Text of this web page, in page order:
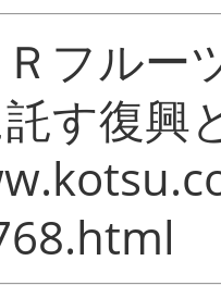
フルー
す復興